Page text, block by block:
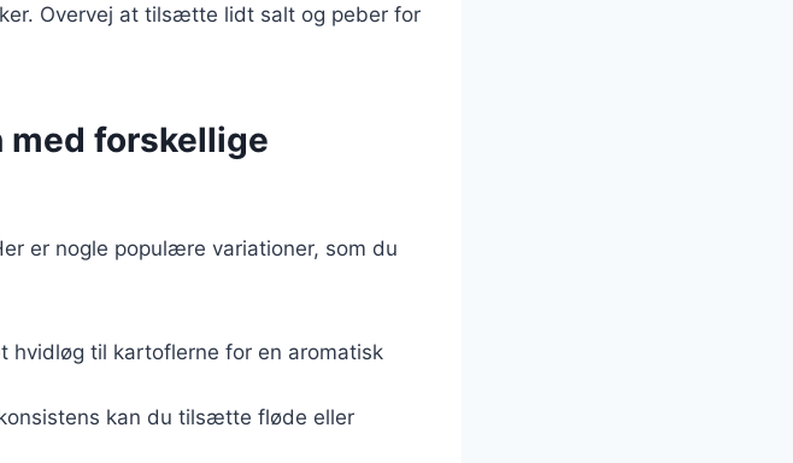
Overvej at tilsætte lidt salt og peber for
med forskellige
er nogle populære variationer, som du
til kartoflerne for en aromatisk
kan du tilsætte fløde eller